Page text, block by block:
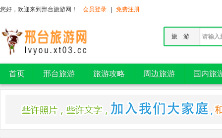
您好，欢迎来到邢台旅游网！ 会员登录 免费注册
旅 游
首页 邢台旅游 旅游攻略 周边旅游 国内旅